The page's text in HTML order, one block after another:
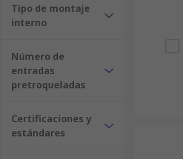
Tipo de montaje
interno
Número de
entradas
pretroqueladas
Certificaciones y
estándares